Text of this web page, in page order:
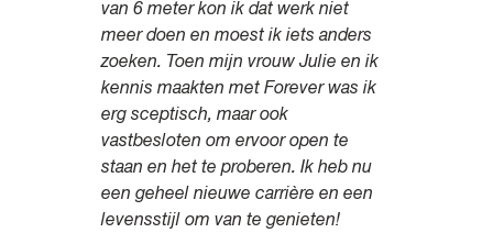
van 6 meter kon ik dat werk niet
meer doen en moest ik iets anders
zoeken. Toen mijn vrouw Julie en ik
kennis maakten met Forever was ik
erg sceptisch, maar ook
vastbesloten om ervoor open te
staan en het te proberen. Ik heb nu
een geheel nieuwe carrière en een
levensstijl om van te genieten!